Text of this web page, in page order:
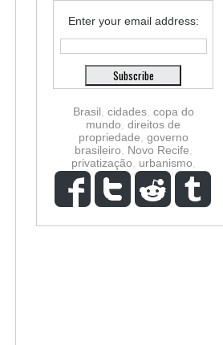
Enter your email address:
Brasil cidades, copa do
mundo direitos de
propriedade governo
brasileiro
Novo Recife
privatização
urbanismo